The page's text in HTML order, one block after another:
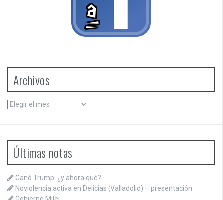
Archivos
Archivos
Últimas notas
Ganó Trump: ¿y ahora qué?
Noviolencia activa en Delicias (Valladolid) – presentación